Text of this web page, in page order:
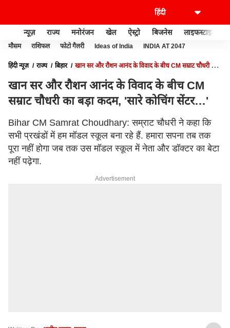
न्यूज़ राज्य मनोरंजन खेल ऐस्ट्रो बिजनेस लाइफस्टाइल
मौसम राशिफल फोटो गैलरी Ideas of India INDIA AT 2047
हिंदी न्यूज़ राज्य बिहार
खान सर और रौशन आनंद के विवाद के बीच CM सम्राट चौधरी का
खान सर और रौशन आनंद के विवाद के बीच CM
सम्राट चौधरी का बड़ा कदम, 'सारे कोचिंग सेंटर…'
Bihar CM Samrat Choudhary: सम्राट चौधरी ने कहा कि
सभी प्रखंडों में हम मॉडल स्कूल बना रहे हैं. हमारा सपना तब तक
पूरा नहीं होगा जब तक उस मॉडल स्कूल में नेता और डॉक्टर का बेटा
नहीं पढ़ेगा.
Advertisement